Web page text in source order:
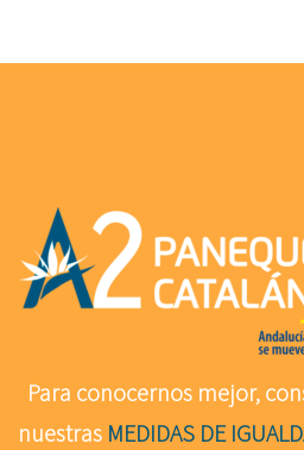
Para conocernos mejor,
nuestras MEDIDAS DE